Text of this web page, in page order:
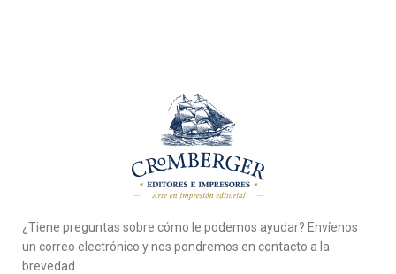
¿Tiene preguntas sobre cómo le podemos ayudar? Envíenos
un correo electrónico y nos pondremos en contacto a la
brevedad.